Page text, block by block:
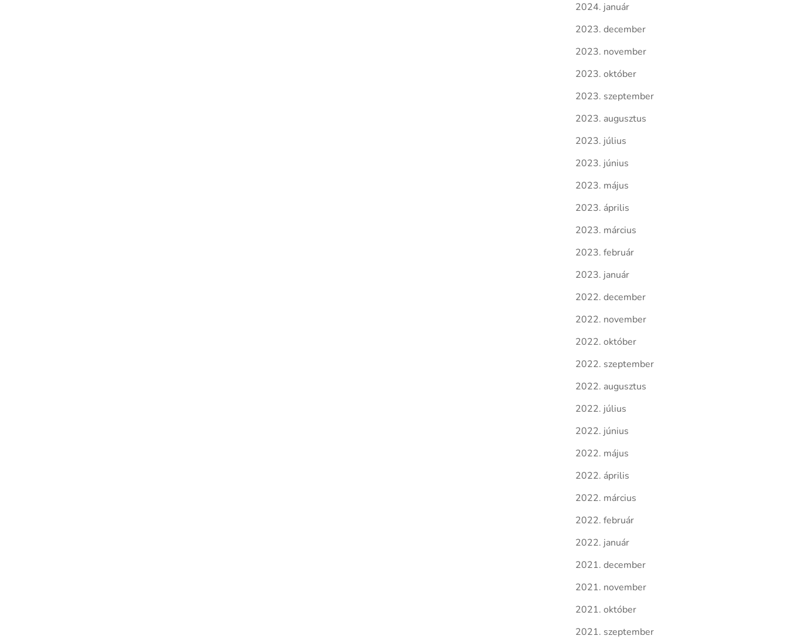
2024. január
2023. december
2023. november
2023. október
2023. szeptember
2023. augusztus
2023. július
2023. június
2023. május
2023. április
2023. március
2023. február
2023. január
2022. december
2022. november
2022. október
2022. szeptember
2022. augusztus
2022. július
2022. június
2022. május
2022. április
2022. március
2022. február
2022. január
2021. december
2021. november
2021. október
2021. szeptember